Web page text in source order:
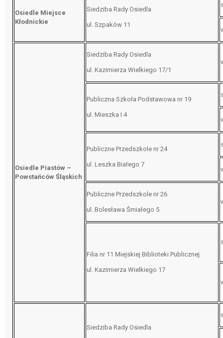
Osiedle Miejsce
Kłodnickie
Siedziba Rady Osiedla
ul. Szpaków 11
Osiedle Piastów –
Powstańców Śląskich
Siedziba Rady Osiedla
ul. Kazimierza Wielkiego 17/1
Publiczna Szkoła Podstawowa nr 19
ul. Mieszka I 4
Publiczne Przedszkole nr 24
ul. Leszka Białego 7
Publiczne Przedszkole nr 26
ul. Bolesława Śmiałego 5
Filia nr 11 Miejskiej Biblioteki Publicznej
ul. Kazimierza Wielkiego 17
Siedziba Rady Osiedla